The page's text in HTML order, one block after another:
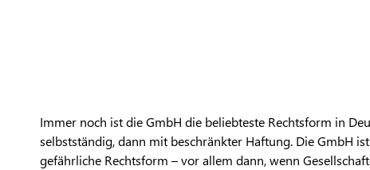
Immer noch ist die GmbH die beliebteste Rechtsform in
selbstständig, dann mit beschränkter Haftung. Die GmbH
gefährliche Rechtsform – vor allem dann, wenn